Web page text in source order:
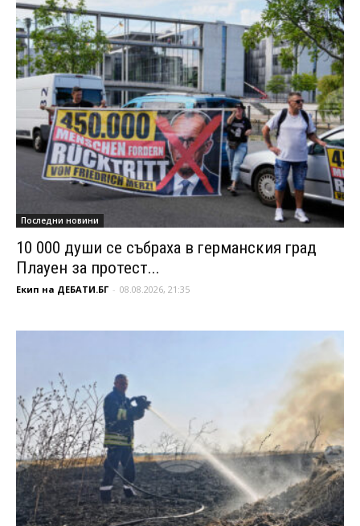
Последни новини
10 000 души се събраха в германския град
Плауен за протест...
Екип на ДЕБАТИ.БГ - 08.08.2026, 21:35